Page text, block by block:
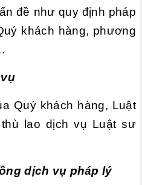
đề như quy định pháp
khách hàng, phương
Quý khách hàng, Luật
lao dịch vụ Luật sư
dịch vụ pháp lý